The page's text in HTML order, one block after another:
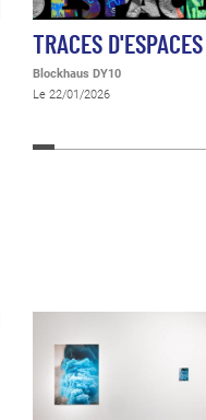
TRACES D'ESPACES
Blockhaus DY10
Le 22/01/2026